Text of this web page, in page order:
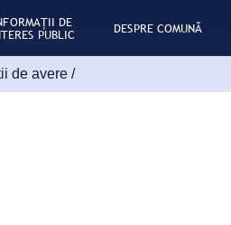
DE
PUBLIC DESPRE COMUNĂ
de avere /